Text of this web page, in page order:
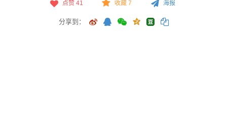
点赞 41 收藏 7 海报
分享到：